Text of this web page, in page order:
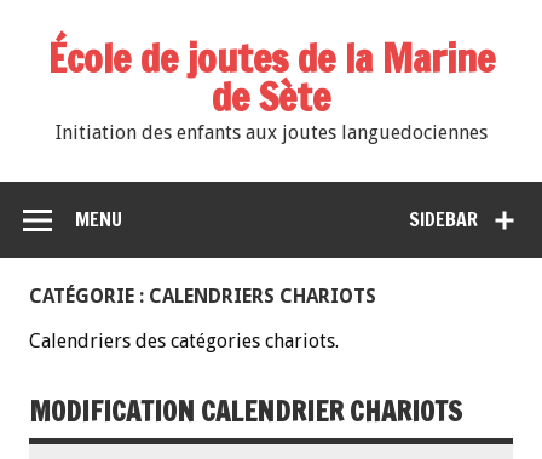
École de joutes de la Marine
de Sète
Initiation des enfants aux joutes languedociennes
SIDEBAR
MENU
CATÉGORIE : CALENDRIERS CHARIOTS
Calendriers des catégories chariots.
MODIFICATION CALENDRIER CHARIOTS